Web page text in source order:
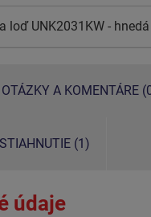
loď UNK2031KW - hnedá
OTÁZKY A KOMENTÁRE
(1)
údaje